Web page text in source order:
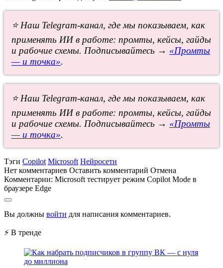
⭐ Наш Telegram-канал, где мы показываем, как
применять ИИ в работе: промты, кейсы, гайды
и рабочие схемы. Подписывайтесь → «Промты
— и точка».
⭐ Наш Telegram-канал, где мы показываем, как
применять ИИ в работе: промты, кейсы, гайды
и рабочие схемы. Подписывайтесь → «Промты
— и точка».
Тэги Copilot Microsoft Нейросети
Нет комментариев Оставить комментарий Отмена
Комментарии: Microsoft тестирует режим Copilot Mode в
браузере Edge
Вы должны войти для написания комментариев.
⚡ В тренде